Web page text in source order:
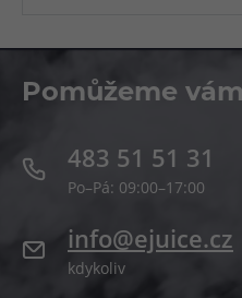
Pomůžeme
483 51 51 31
Po–Pá: 09:00–17:00
info@ejuice.cz
kdykoliv